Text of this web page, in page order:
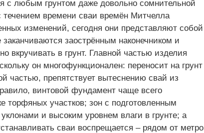
с любым грунтом даже довольно сомнительной
течением времени сваи времён Митчелла
изменений, сегодня они представляют собой
заострённым наконечником и
вкручивать в грунт. Главной частью изделия
он многофункционален: переносит на грунт
частью, препятствует вытеснению свай из
винтовой фундамент чаще всего
торфяных участков; зон с подготовленным
и высоким уровнем влаги в грунте; а
сваи воспрещается – рядом от метро